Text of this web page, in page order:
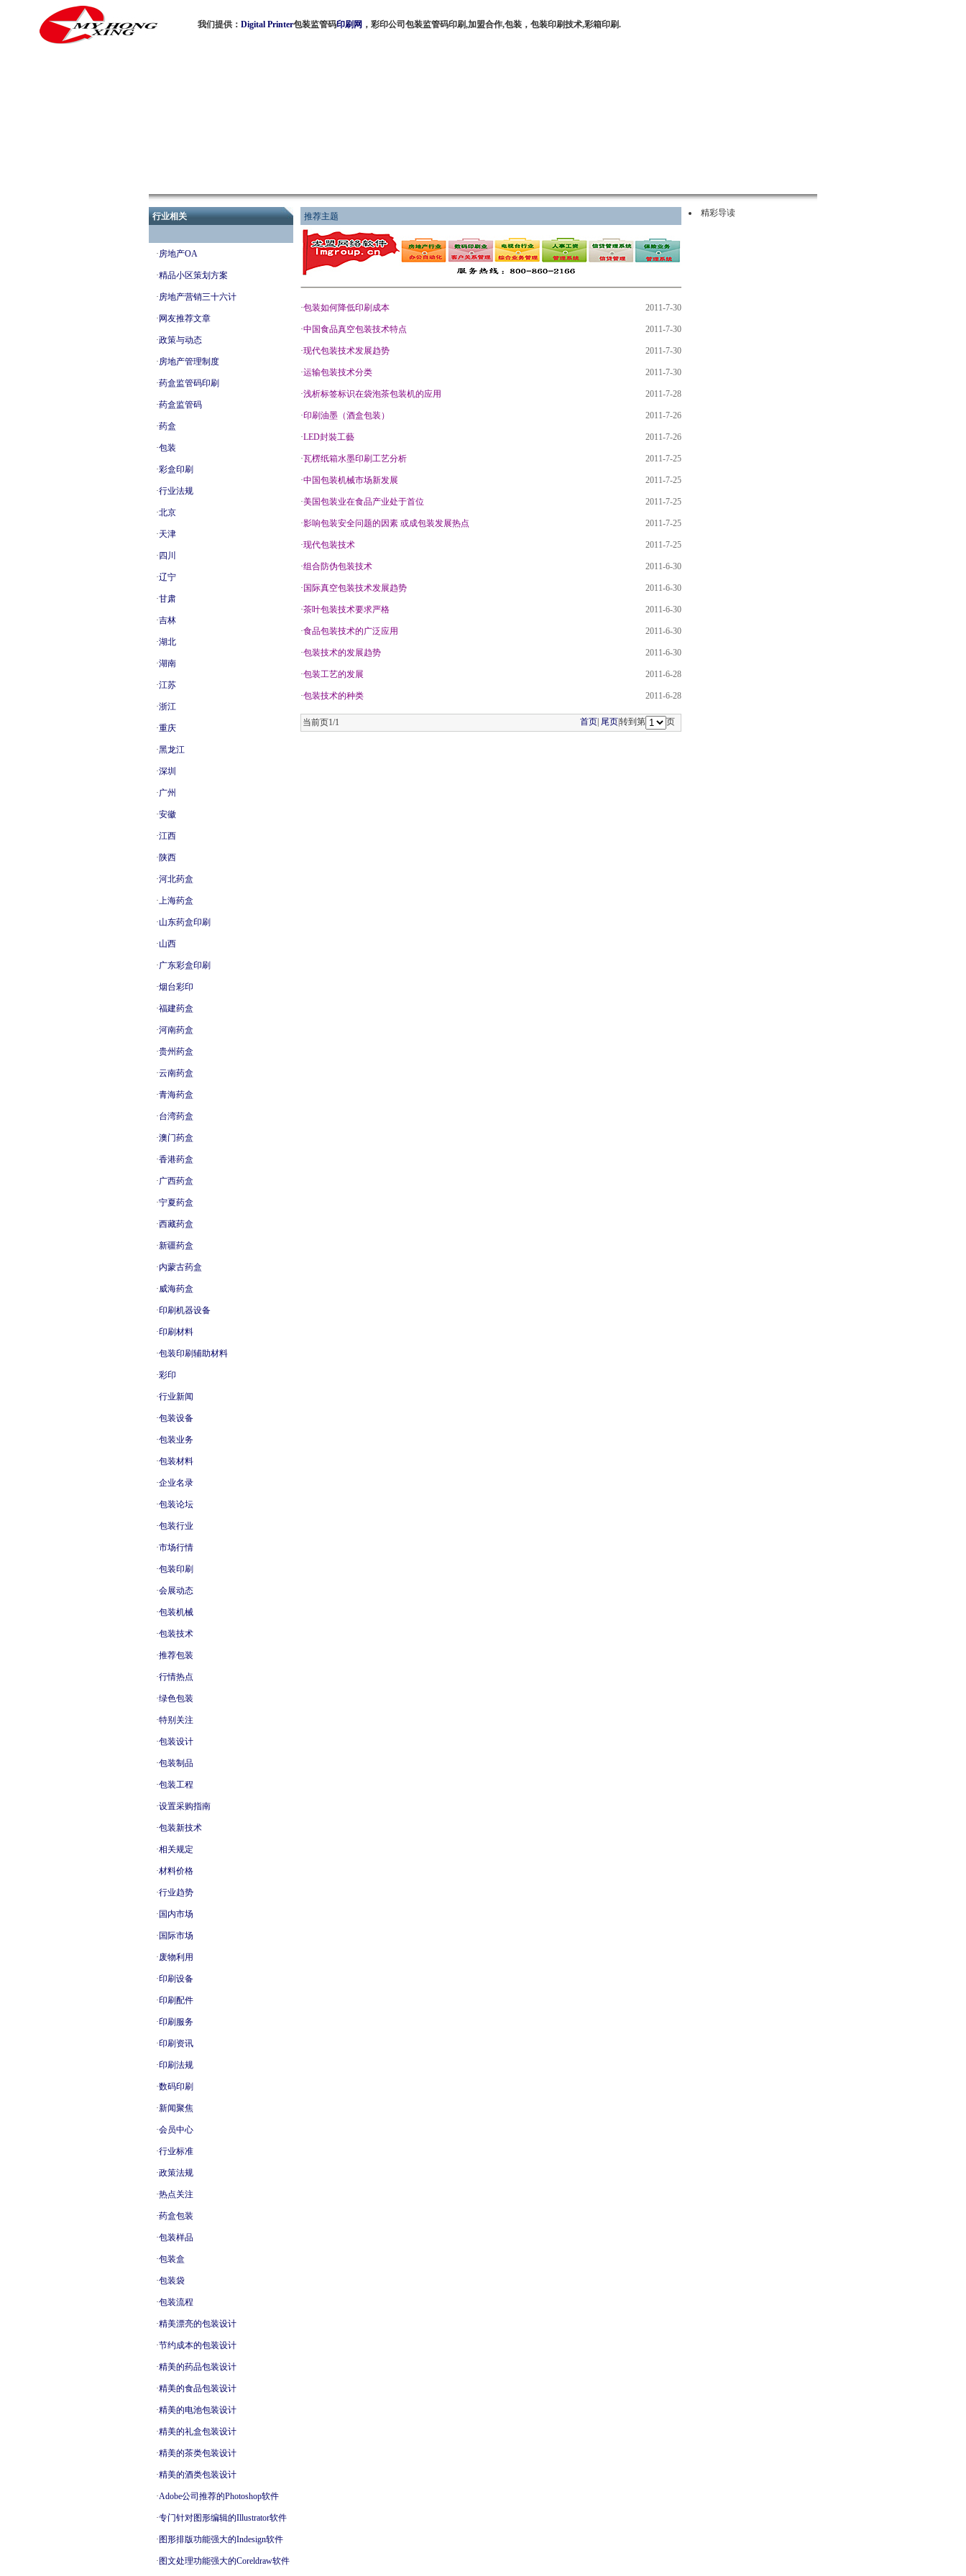
我们提供： Digital Printer包装监管码印刷网 ，彩印公司包装监管码印刷,加盟合作,包装，包装印刷技术,彩箱印刷.
行业相关
·房地产OA
·精品小区策划方案
·房地产营销三十六计
· 网友推荐文章
·政策与动态
·房地产管理制度
·药盒监管码印刷
·药盒监管码
·药盒
·包装
·彩盒印刷
·行业法规
·北京
·天津
· 四川
·辽宁
·甘肃
·吉林
·湖北
·湖南
·江苏
·浙江
·重庆
·黑龙江
·深圳
·广州
·安徽
·江西
·陕西
·河北药盒
·上海药盒
·山东药盒印刷
·山西
·广东彩盒印刷
·烟台彩印
·福建药盒
·河南药盒
·贵州药盒
·云南药盒
·青海药盒
·台湾药盒
·澳门药盒
·香港药盒
·广西药盒
·宁夏药盒
·西藏药盒
·新疆药盒
·内蒙古药盒
·威海药盒
·印刷机器设备
·印刷材料
·包装印刷辅助材料
·彩印
·行业新闻
·包装设备
·包装业务
·包装材料
·企业名录
·包装论坛
·包装行业
·市场行情
·包装印刷
·会展动态
·包装机械
·包装技术
·推荐包装
·行情热点
·绿色包装
·特别关注
·包装设计
·包装制品
·包装工程
·设置采购指南
·包装新技术
·相关规定
·材料价格
·行业趋势
· 国内市场
· 国际市场
·废物利用
·印刷设备
·印刷配件
·印刷服务
·印刷资讯
·印刷法规
·数码印刷
·新闻聚焦
·会员中心
·行业标准
·政策法规
·热点关注
·药盒包装
·包装样品
·包装盒
·包装袋
·包装流程
·精美漂亮的包装设计
·节约成本的包装设计
·精美的药品包装设计
·精美的食品包装设计
·精美的电池包装设计
·精美的礼盒包装设计
·精美的茶类包装设计
·精美的酒类包装设计
·Adobe公司推荐的Photoshop软件
·专门针对图形编辑的Illustrator软件
· 图形排版功能强大的Indesign软件
· 图文处理功能强大的Coreldraw软件
推荐主题
2011-7-30
·包装如何降低印刷成本
2011-7-30
·中国食品真空包装技术特点
2011-7-30
·现代包装技术发展趋势
2011-7-30
·运输包装技术分类
2011-7-28
·浅析标签标识在袋泡茶包装机的应用
2011-7-26
·印刷油墨（酒盒包装）
2011-7-26
·LED封裝工藝
2011-7-25
·瓦楞纸箱水墨印刷工艺分析
2011-7-25
·中国包装机械市场新发展
2011-7-25
·美国包装业在食品产业处于首位
2011-7-25
·影响包装安全问题的因素 或成包装发展热点
2011-7-25
·现代包装技术
2011-6-30
·组合防伪包装技术
2011-6-30
· 国际真空包装技术发展趋势
2011-6-30
·茶叶包装技术要求严格
2011-6-30
·食品包装技术的广泛应用
2011-6-30
·包装技术的发展趋势
2011-6-28
·包装工艺的发展
2011-6-28
·包装技术的种类
当前页1/1 首页 尾页|转到第 页
精彩导读